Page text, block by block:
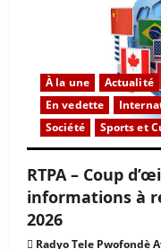
À la une Actualité
En vedette
Société
Sports et
RTPA – Coup
informations à
2026
Radyo Tele Pwofondè